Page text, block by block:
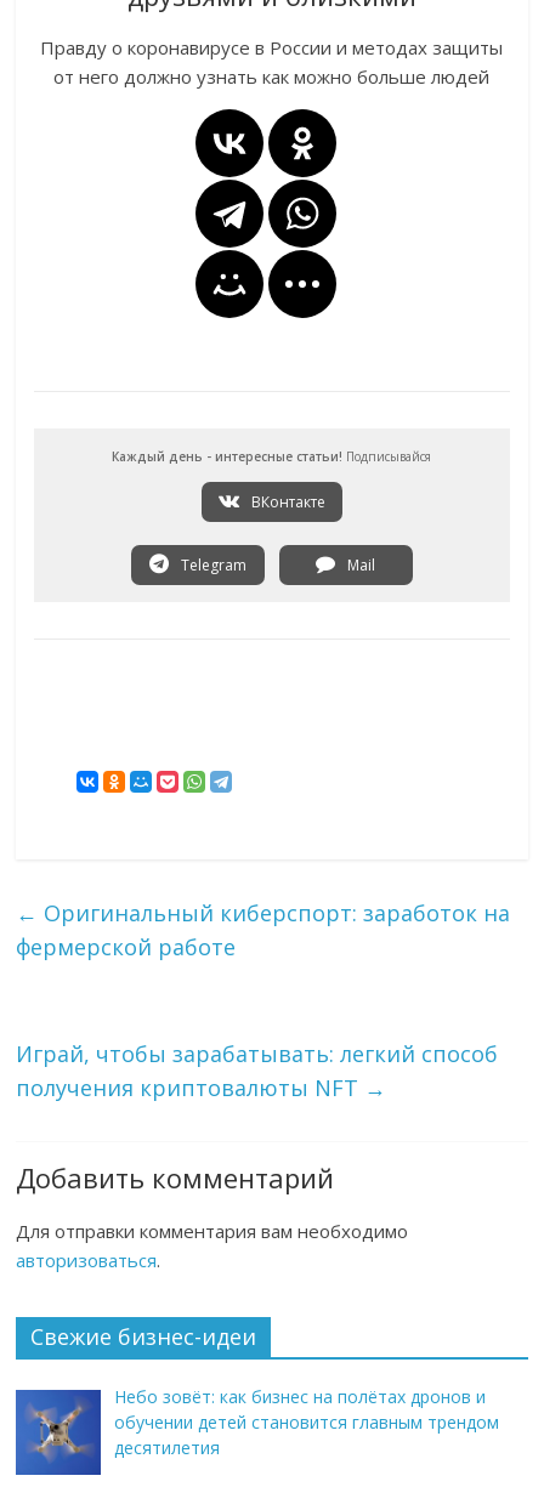
Правду о коронавирусе в России и методах защиты
от него должно узнать как можно больше людей
Каждый день - интересные статьи! Подписывайся
ВКонтакте
Telegram Mail
← Оригинальный киберспорт: заработок на
фермерской работе
Играй, чтобы зарабатывать: легкий способ
получения криптовалюты NFT →
Добавить комментарий
Для отправки комментария вам необходимо
авторизоваться.
Свежие бизнес-идеи
Небо зовёт: как бизнес на полётах дронов и
обучении детей становится главным трендом
десятилетия